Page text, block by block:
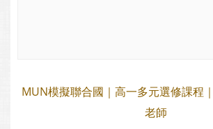
MUN模擬聯合國｜高一多元選修課程
老師